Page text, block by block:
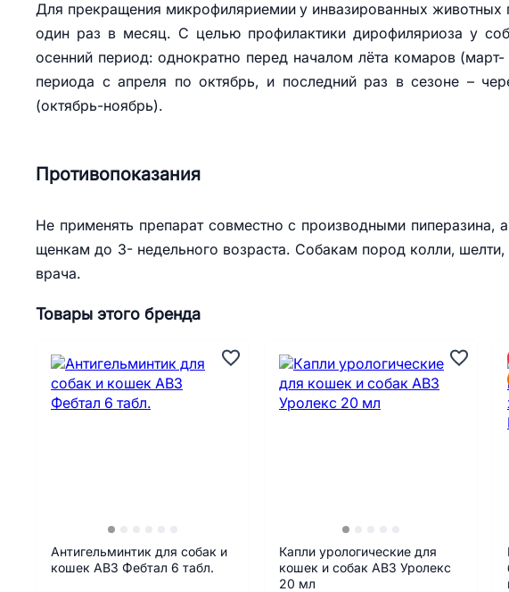
Для прекращения микрофиляриемии у инвазированных животных
один раз в месяц. С целью профилактики дирофиляриоза у
осенний период: однократно перед началом лёта комаров
периода с апреля по октябрь, и последний раз в сезоне –
(октябрь-ноябрь).
Противопоказания
Не применять препарат совместно с производными
щенкам до 3- недельного возраста. Собакам пород колли,
врача.
Товары этого бренда
Антигельминтик для собак и
кошек АВЗ Фебтал 6 табл.
Капли урологические для
кошек и собак АВЗ Уролекс
20 мл